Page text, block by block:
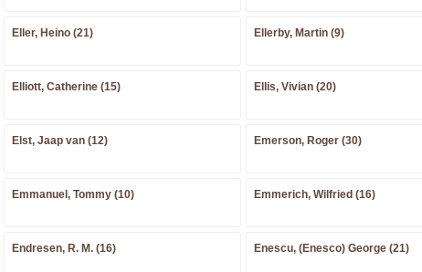
Eller, Heino (21) Ellerby, Martin (9)
Elliott, Catherine (15) Ellis, Vivian (20)
Elst, Jaap van (12) Emerson, Roger (30)
Emmanuel, Tommy (10) Emmerich, Wilfried (16)
Endresen, R. M. (16) Enescu, (Enesco) George (21)